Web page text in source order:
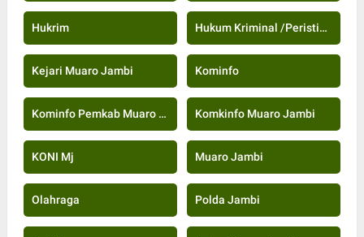
Hukrim Hukum Kriminal /Peristiwa
Kejari Muaro Jambi Kominfo
Kominfo Pemkab Muaro Jambi Komkinfo Muaro Jambi
KONI Mj Muaro Jambi
Olahraga Polda Jambi